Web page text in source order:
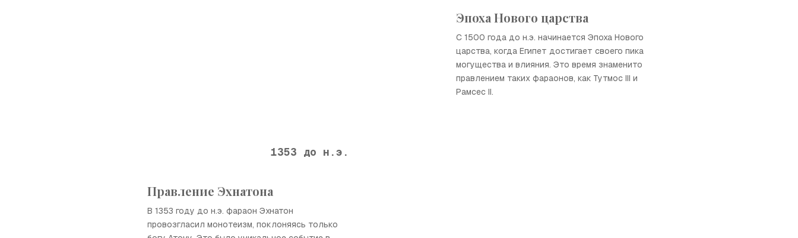
Эпоха Нового царства
С 1500 года до н.э. начинается Эпоха Нового
царства, когда Египет достигает своего пика
могущества и влияния. Это время знаменито
правлением таких фараонов, как Тутмос III и
Рамсес II.
1353 до н.э.
Правление Эхнатона
В 1353 году до н.э. фараон Эхнатон
провозгласил монотеизм, поклоняясь только